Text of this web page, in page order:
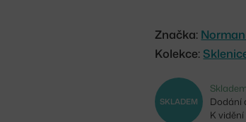
Značka:
Kolekce:
SKLADEM
Dodání
K